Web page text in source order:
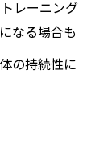
レーニング
なる場合も
の持続性に